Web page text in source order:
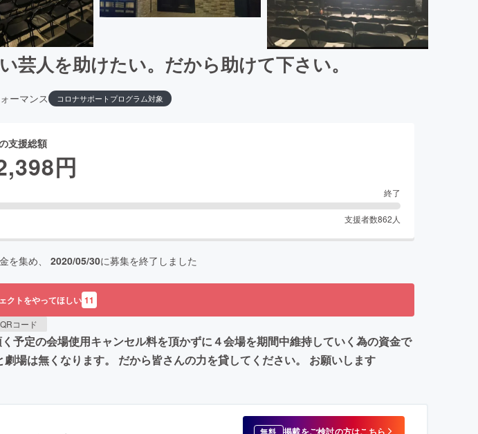
芸人を助けたい。だから助けて下さい。
ーマンス コロナサポートプログラム対象
支援総額
円
終了
支援者数862 人
を集め、 2020/05/30に募集を終了しました
クトをやってほしい 11
QRコード
予定の会場使用キャンセル料を頂かずに４会場を期間中維持していく為の資金で
場は無くなります。 だから皆さんの力を貸してください。 お願いします
無料 掲載をご検討の方はこちら